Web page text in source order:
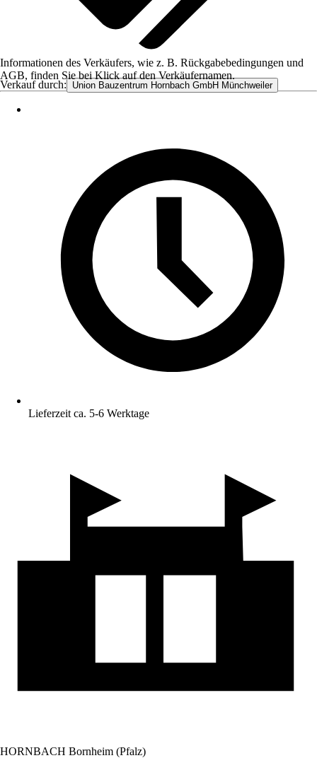
Verkauf durch: Union Bauzentrum Hornbach GmbH Münchweiler
Informationen des Verkäufers, wie z. B. Rückgabebedingungen und
AGB, finden Sie bei Klick auf den Verkäufernamen.
Lieferzeit ca. 5-6 Werktage
HORNBACH Bornheim (Pfalz)